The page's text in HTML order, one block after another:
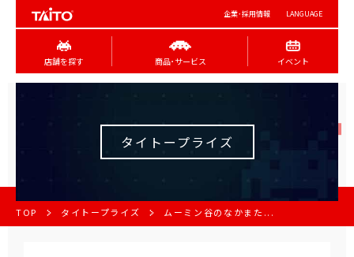
企業･採用情報 LANGUAGE
店舗を探す 商品･サービス イベント
タイトープライズ
TOP タイトープライズ ムーミン谷のなかまた...